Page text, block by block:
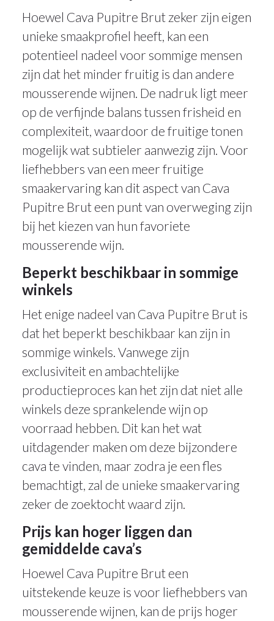
Hoewel Cava Pupitre Brut zeker zijn eigen
unieke smaakprofiel heeft, kan een
potentieel nadeel voor sommige mensen
zijn dat het minder fruitig is dan andere
mousserende wijnen. De nadruk ligt meer
op de verfijnde balans tussen frisheid en
complexiteit, waardoor de fruitige tonen
mogelijk wat subtieler aanwezig zijn. Voor
liefhebbers van een meer fruitige
smaakervaring kan dit aspect van Cava
Pupitre Brut een punt van overweging zijn
bij het kiezen van hun favoriete
mousserende wijn.
Beperkt beschikbaar in sommige
winkels
Het enige nadeel van Cava Pupitre Brut is
dat het beperkt beschikbaar kan zijn in
sommige winkels. Vanwege zijn
exclusiviteit en ambachtelijke
productieproces kan het zijn dat niet alle
winkels deze sprankelende wijn op
voorraad hebben. Dit kan het wat
uitdagender maken om deze bijzondere
cava te vinden, maar zodra je een fles
bemachtigt, zal de unieke smaakervaring
zeker de zoektocht waard zijn.
Prijs kan hoger liggen dan
gemiddelde cava’s
Hoewel Cava Pupitre Brut een
uitstekende keuze is voor liefhebbers van
mousserende wijnen, kan de prijs hoger